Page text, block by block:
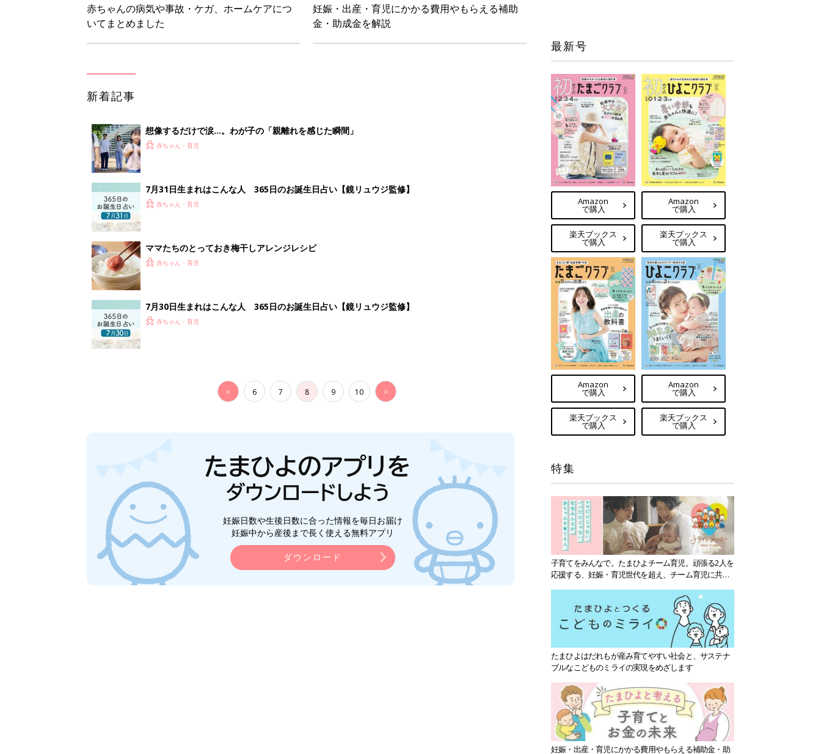
赤ちゃんの病気や事故・ケガ、ホームケアにつ
いてまとめました
妊娠・出産・育児にかかる費用やもらえる補助
金・助成金を解説
新着記事
想像するだけで涙…。わが子の「親離れを感じた瞬間」
赤ちゃん・育児
7月31日生まれはこんな人 365日のお誕生日占い【鏡リュウジ監修】
赤ちゃん・育児
ママたちのとっておき梅干しアレンジレシピ
赤ちゃん・育児
7月30日生まれはこんな人 365日のお誕生日占い【鏡リュウジ監修】
赤ちゃん・育児
< 6 7 8 9 10 >
妊娠日数や生後日数に合った情報を毎日お届け
妊娠中から産後まで長く使える無料アプリ
ダウンロード
最新号
Amazon
で購入
楽天ブックス
で購入
Amazon
で購入
楽天ブックス
で購入
Amazon
で購入
楽天ブックス
で購入
Amazon
で購入
楽天ブックス
で購入
特集
子育てをみんなで。たまひよチーム育児。頑張る2人を
応援する、妊娠・育児世代を超え、チーム育児に共感
たまひよはだれもが産み育てやすい社会と、サステナ
ブルなこどものミライの実現をめざします
妊娠・出産・育児にかかる費用やもらえる補助金・助